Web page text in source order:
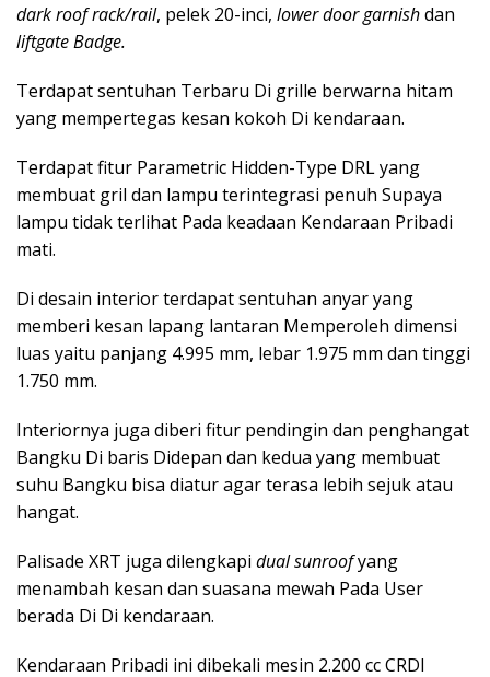
dark roof rack/rail, pelek 20-inci, lower door garnishdan
liftgate Badge.
Terdapat sentuhan Terbaru Di grille berwarna hitam
yang mempertegas kesan kokoh Di kendaraan.
Terdapat fitur Parametric Hidden-Type DRL yang
membuat gril dan lampu terintegrasi penuh Supaya
lampu tidak terlihat Pada keadaan Kendaraan Pribadi
mati.
Di desain interior terdapat sentuhan anyar yang
memberi kesan lapang lantaran Memperoleh dimensi
luas yaitu panjang 4.995 mm, lebar 1.975 mm dan tinggi
1.750 mm.
Interiornya juga diberi fitur pendingin dan penghangat
Bangku Di baris Didepan dan kedua yang membuat
suhu Bangku bisa diatur agar terasa lebih sejuk atau
hangat.
Palisade XRT juga dilengkapi dual sunroofyang
menambah kesan dan suasana mewah Pada User
berada Di Di kendaraan.
Kendaraan Pribadi ini dibekali mesin 2.200 cc CRDI